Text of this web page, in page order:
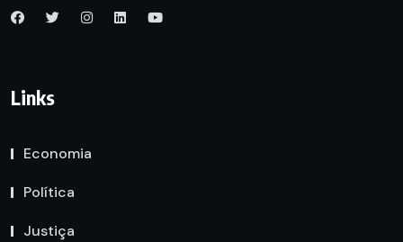
Links
Economia
Política
Justiça